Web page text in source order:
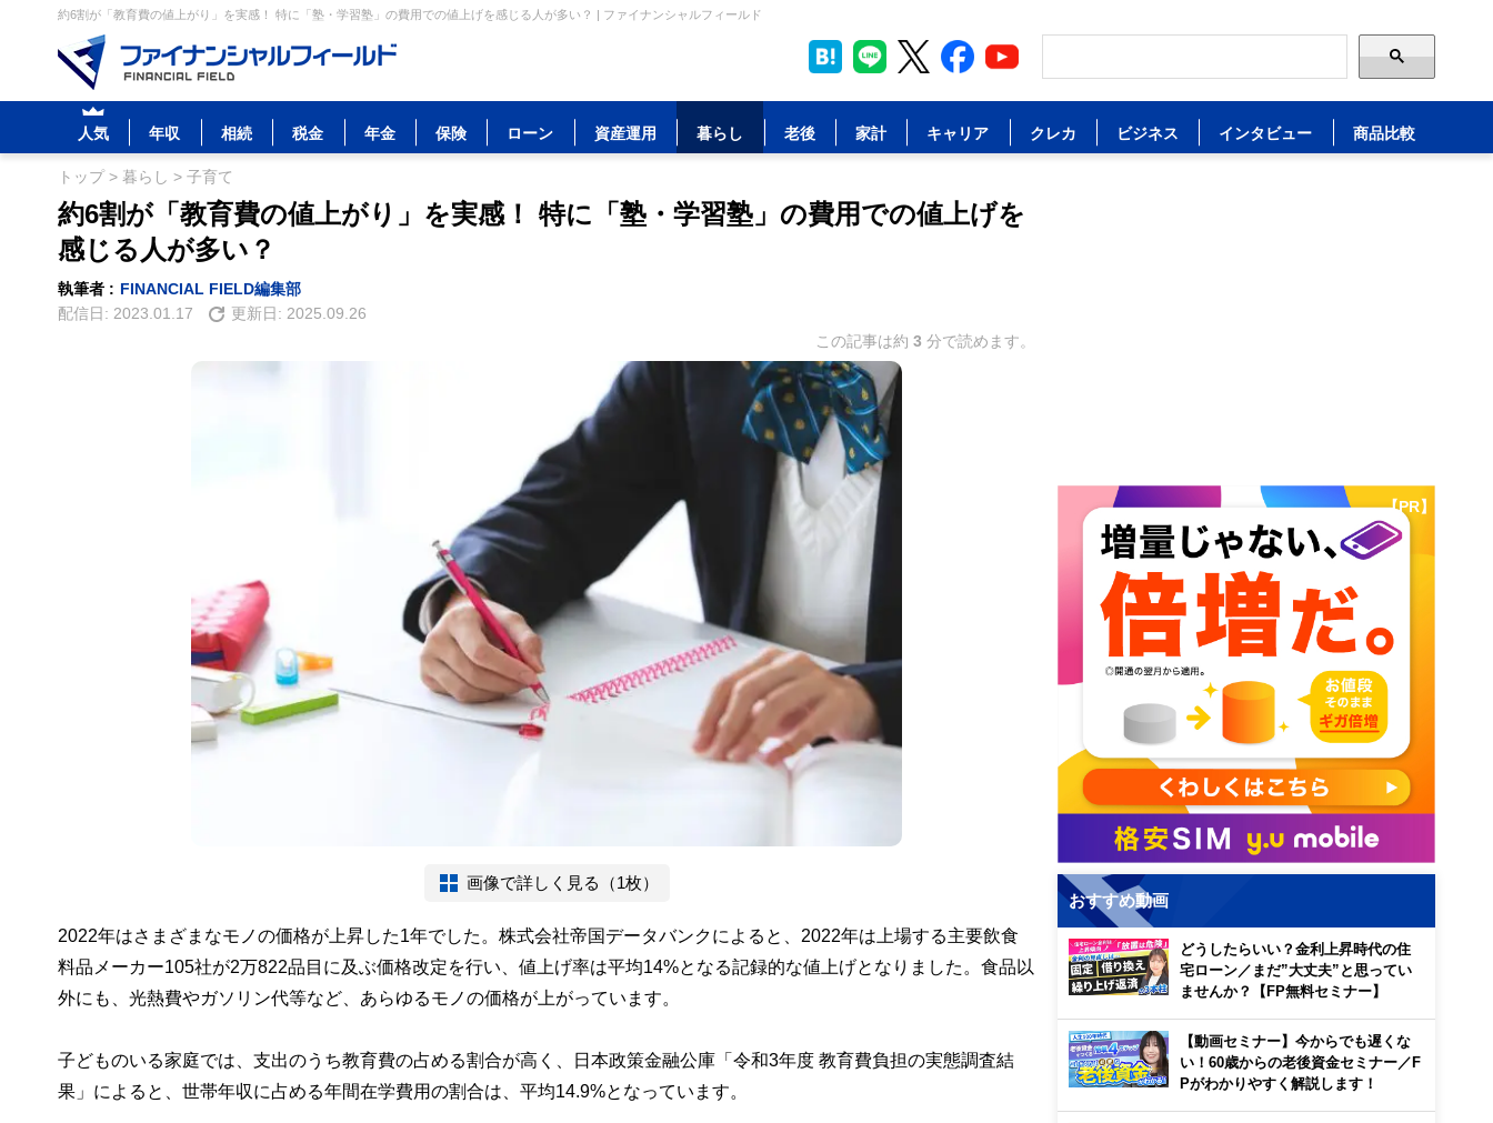
約6割が「教育費の値上がり」を実感！ 特に「塾・学習塾」の費用での値上げを感じる人が多い？ | ファイナンシャルフィールド
人気 年収 相続 税金 年金 保険 ローン 資産運用 暮らし 老後 家計 キャリア クレカ ビジネス インタビュー 商品比較
トップ> 暮らし > 子育て
約6割が「教育費の値上がり」を実感！ 特に「塾・学習塾」の費用での値上げを
感じる人が多い？
執筆者 : FINANCIAL FIELD編集部
配信日: 2023.01.17 更新日: 2025.09.26
この記事は約 3 分で読めます。
画像で詳しく見る（1枚）
2022年はさまざまなモノの価格が上昇した1年でした。株式会社帝国データバンクによると、2022年は上場する主要飲食
料品メーカー105社が2万822品目に及ぶ価格改定を行い、値上げ率は平均14%となる記録的な値上げとなりました。食品以
外にも、光熱費やガソリン代等など、あらゆるモノの価格が上がっています。
子どものいる家庭では、支出のうち教育費の占める割合が高く、日本政策金融公庫「令和3年度 教育費負担の実態調査結
果」によると、世帯年収に占める年間在学費用の割合は、平均14.9%となっています。
【PR】
おすすめ動画
どうしたらいい？金利上昇時代の住
宅ローン／まだ”大丈夫”と思ってい
ませんか？【FP無料セミナー】
【動画セミナー】今からでも遅くな
い！60歳からの老後資金セミナー／F
Pがわかりやすく解説します！